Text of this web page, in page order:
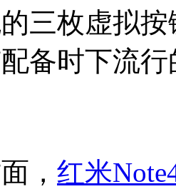
三枚虚拟
备时下流
， 红米